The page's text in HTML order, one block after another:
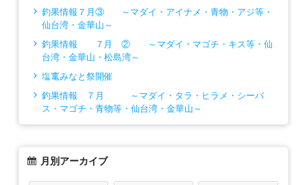
釣果情報７月③ ～マダイ・アイナメ・青物・アジ等・
仙台湾・金華山～
釣果情報 ７月 ② ～マダイ・マゴチ・キス等・仙
台湾・金華山・松島湾～
塩竃みなと祭開催
釣果情報 ７月 ～マダイ・タラ・ヒラメ・シーバ
ス・マゴチ・青物等・仙台湾・金華山～
月別アーカイブ